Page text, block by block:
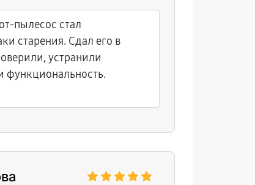
пылесос стал
старения. Сдал его в
устранили
функциональность.